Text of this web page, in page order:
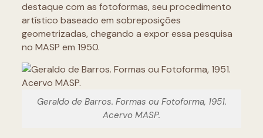
destaque com as fotoformas, seu procedimento
artístico baseado em sobreposições
geometrizadas, chegando a expor essa pesquisa
no MASP em 1950.
Geraldo de Barros. Formas ou Fotoforma, 1951.
Acervo MASP.